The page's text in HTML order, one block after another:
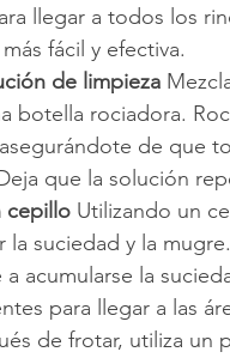
llegar a todos los
fácil y efectiva.
de limpieza
botella rociadora.
asegurándote de que
que la solución
cepillo Utilizando un
la suciedad y la
acumularse la
para llegar a las
de frotar, utiliza un